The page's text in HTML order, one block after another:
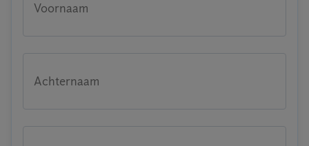
Voornaam
Achternaam